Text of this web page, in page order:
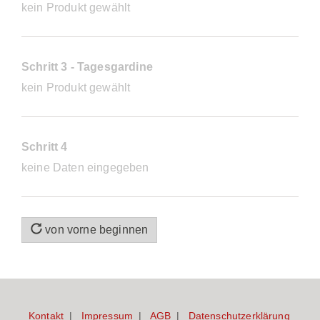
kein Produkt gewählt
Schritt 3 - Tagesgardine
kein Produkt gewählt
Schritt 4
keine Daten eingegeben
von vorne beginnen
Kontakt Impressum AGB Datenschutzerklärung